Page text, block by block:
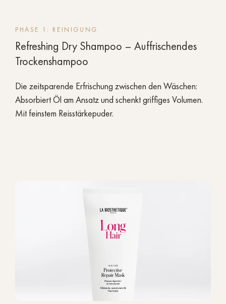
PHASE 1: REINIGUNG
Refreshing Dry Shampoo – Auffrischendes
Trockenshampoo
Die zeitsparende Erfrischung zwischen den Wäschen:
Absorbiert Öl am Ansatz und schenkt griffiges Volumen.
Mit feinstem Reisstärkepuder.